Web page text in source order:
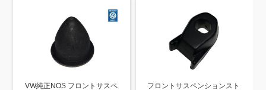
VW純正NOS フロントサスペ
フロントサスペンションスト